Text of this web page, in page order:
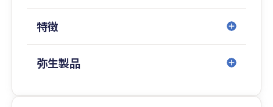
特徴
弥生製品